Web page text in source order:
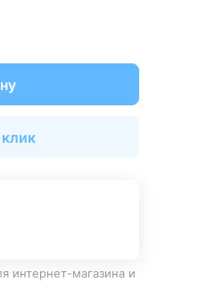
интернет-магазина и